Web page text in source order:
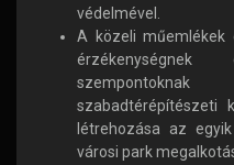
védelmével.
A közeli
szempontoknak
szabadtérépítészeti
létrehozása az
városi park